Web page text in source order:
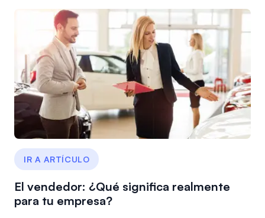
IR A ARTÍCULO
El vendedor: ¿Qué significa realmente
para tu empresa?